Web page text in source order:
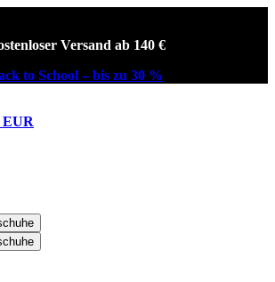
Versand ab 140 €
to School – bis zu 30 %
EUR